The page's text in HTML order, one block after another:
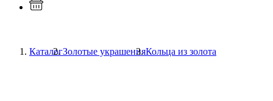
КаталогЗолотые украшенияКольца из золота